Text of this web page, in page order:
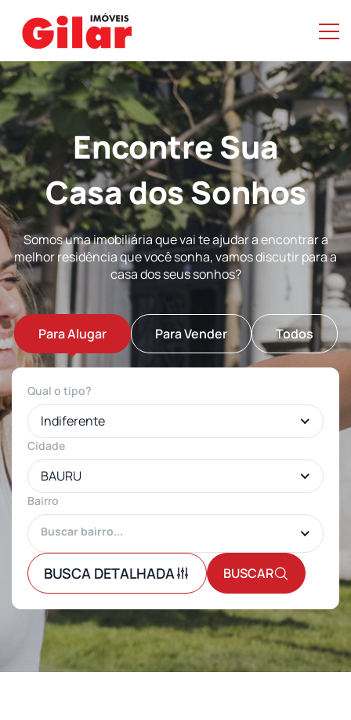
Encontre Sua
Casa dos Sonhos
Somos uma imobiliária que vai te ajudar a encontrar a
melhor residência que você sonha, vamos discutir para a
casa dos seus sonhos?
Para Alugar Para Vender Todos
Qual o tipo?
Indiferente
Cidade
BAURU
Bairro
BUSCA DETALHADA BUSCAR